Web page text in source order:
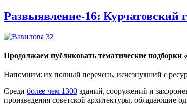
Развыявление-16: Курчатовский
Продолжаем публиковать тематические
Напомним: их полный перечень, исчезнувший с
Среди более чем 1300 зданий, сооружений и
произведения советской архитектуры, обладающие